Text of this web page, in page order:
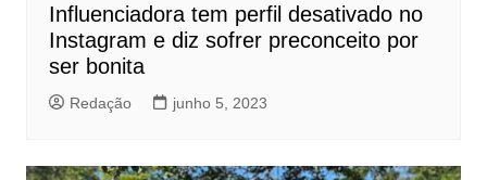
Influenciadora tem perfil desativado no
Instagram e diz sofrer preconceito por
ser bonita
Redação junho 5, 2023